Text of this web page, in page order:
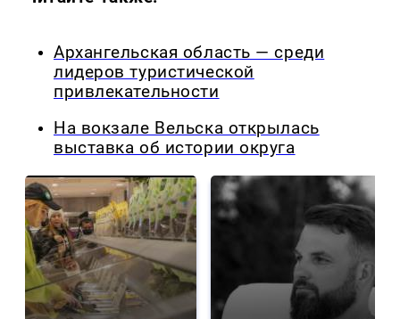
Архангельская область — среди
лидеров туристической
привлекательности
На вокзале Вельска открылась
выставка об истории округа